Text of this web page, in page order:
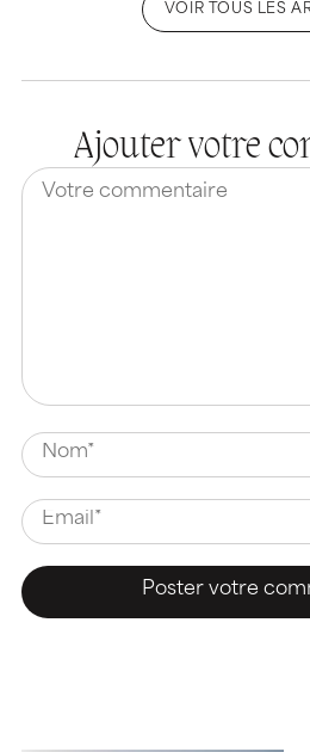
VOIR TOUS LES
Ajouter votre